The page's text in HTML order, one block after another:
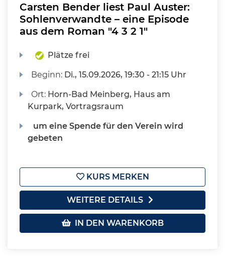
Carsten Bender liest Paul Auster:
Sohlenverwandte – eine Episode
aus dem Roman "4 3 2 1"
Plätze frei
Beginn: Di., 15.09.2026, 19:30 - 21:15 Uhr
Ort: Horn-Bad Meinberg, Haus am
Kurpark, Vortragsraum
um eine Spende für den Verein wird
gebeten
KURS MERKEN
WEITERE DETAILS
IN DEN WARENKORB